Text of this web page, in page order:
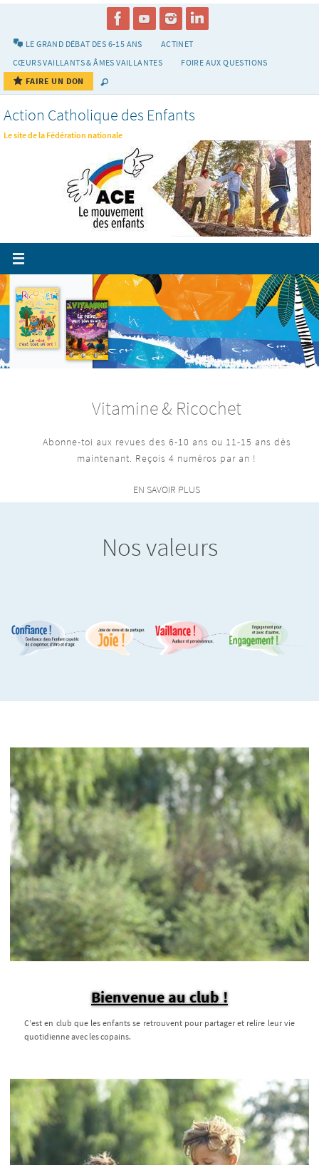
LE GRAND DÉBAT DES 6-15 ANS
ACTINET
CŒURS VAILLANTS & ÂMES VAILLANTES
FOIRE AUX QUESTIONS
FAIRE UN DON
Action Catholique des Enfants
Le site de la Fédération nationale
Vitamine & Ricochet
Abonne-toi aux revues des 6-10 ans ou 11-15 ans dès
maintenant. Reçois 4 numéros par an !
EN SAVOIR PLUS
Nos valeurs
Bienvenue au club !
C’est en club que les enfants se retrouvent pour partager et relire leur vie
quotidienne avec les copains.